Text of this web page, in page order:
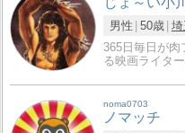
男性 50歳
365日毎日が
る映画ライタ
noma0703
ノマッチ